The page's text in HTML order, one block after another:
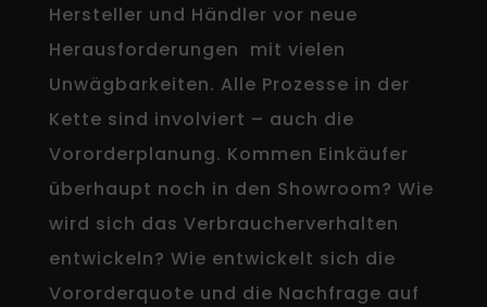
Hersteller und Händler vor neue
Herausforderungen mit vielen
Unwägbarkeiten. Alle Prozesse in der
Kette sind involviert – auch die
Vororderplanung. Kommen Einkäufer
überhaupt noch in den Showroom? Wie
wird sich das Verbraucherverhalten
entwickeln? Wie entwickelt sich die
Vororderquote und die Nachfrage auf